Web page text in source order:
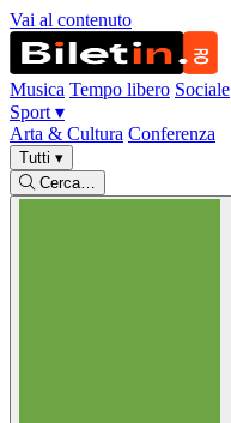
Vai al contenuto
Musica Tempo libero Sociale
Sport ▾
Arta & Cultura Conferenza
Tutti ▾
Cerca…